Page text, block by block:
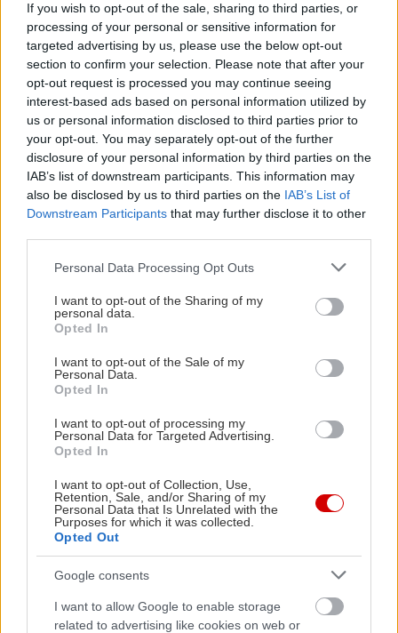
If you wish to opt-out of the sale, sharing to third parties, or
processing of your personal or sensitive information for
targeted advertising by us, please use the below opt-out
section to confirm your selection. Please note that after your
opt-out request is processed you may continue seeing
interest-based ads based on personal information utilized by
us or personal information disclosed to third parties prior to
your opt-out. You may separately opt-out of the further
disclosure of your personal information by third parties on the
IAB’s list of downstream participants. This information may
also be disclosed by us to third parties on the IAB’s List of
Downstream Participants that may further disclose it to other
Please note that this website/app uses one or more Google
not limited to your visit or usage behaviour. You may click to
grant or deny consent to Google and its third-party tags to
use your data for below specified purposes in below Google
consent section.
Personal Data Processing Opt Outs
I want to opt-out of the Sharing of my
personal data.
Opted In
I want to opt-out of the Sale of my
Personal Data.
Opted In
I want to opt-out of processing my
Personal Data for Targeted Advertising.
Opted In
I want to opt-out of Collection, Use,
Retention, Sale, and/or Sharing of my
Personal Data that Is Unrelated with the
Purposes for which it was collected.
Opted Out
Google consents
I want to allow Google to enable storage
related to advertising like cookies on web or
Διαβάστε επίσης